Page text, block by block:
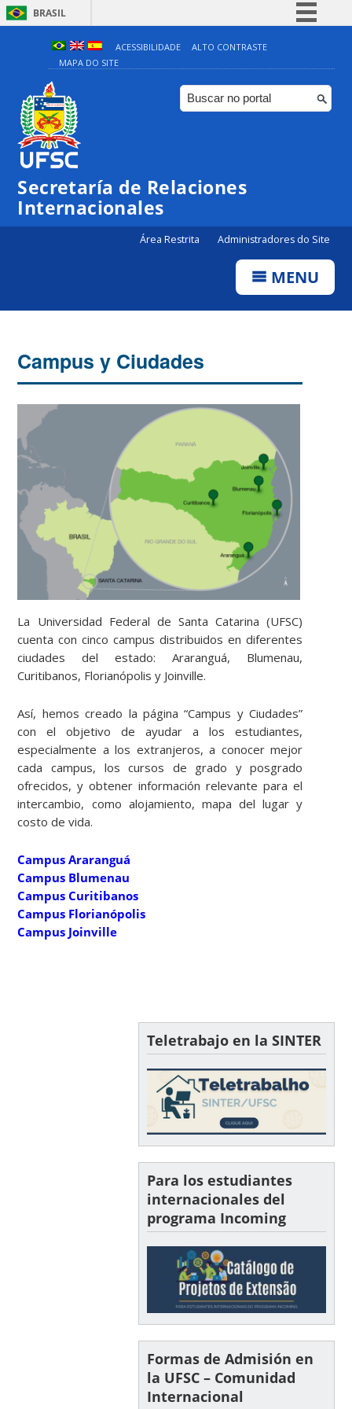
BRASIL
Simplifique!
Comunica BR
Participe
ACESSIBILIDADE
ALTO CONTRASTE
MAPA DO SITE
Secretaría de Relaciones
Internacionales
Área Restrita Administradores do Site
MENU
Campus y Ciudades
La Universidad Federal de Santa Catarina (UFSC)
cuenta con cinco campus distribuidos en diferentes
ciudades del estado: Araranguá, Blumenau,
Curitibanos, Florianópolis y Joinville.
Así, hemos creado la página “Campus y Ciudades”
con el objetivo de ayudar a los estudiantes,
especialmente a los extranjeros, a conocer mejor
cada campus, los cursos de grado y posgrado
ofrecidos, y obtener información relevante para el
intercambio, como alojamiento, mapa del lugar y
costo de vida.
Campus Araranguá
Campus Blumenau
Campus Curitibanos
Campus Florianópolis
Campus Joinville
Teletrabajo en la SINTER
Para los estudiantes
internacionales del
programa Incoming
Formas de Admisión en
la UFSC – Comunidad
Internacional